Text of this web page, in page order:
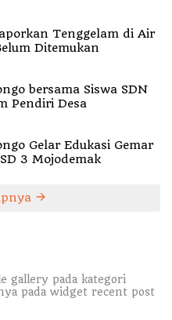
Tenggelam di Air
Ditemukan
bersama Siswa SDN
Pendiri Desa
Gelar Edukasi Gemar
3 Mojodemak
gallery pada kategori
pada widget recent post